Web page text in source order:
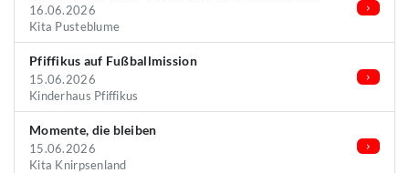
16.06.2026
Kita Pusteblume
Pfiffikus auf Fußballmission
15.06.2026
Kinderhaus Pfiffikus
Momente, die bleiben
15.06.2026
Kita Knirpsenland